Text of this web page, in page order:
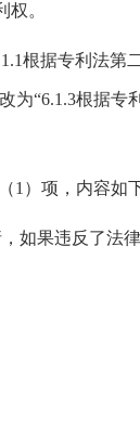
。
根据专利法
为“6.1.3根据
1）项，内容如
如果违反了法